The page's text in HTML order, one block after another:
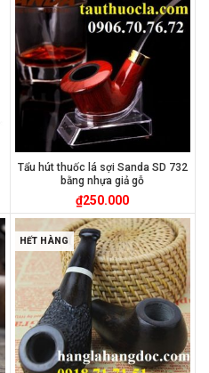
Tẩu hút thuốc lá sợi Sanda SD 732
bằng nhựa giả gỗ
₫250.000
HẾT HÀNG